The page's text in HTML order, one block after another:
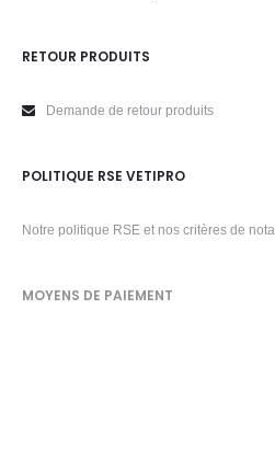
RETOUR PRODUITS
Demande de retour produits
POLITIQUE RSE VETIPRO
Notre politique RSE et nos critères de
MOYENS DE PAIEMENT